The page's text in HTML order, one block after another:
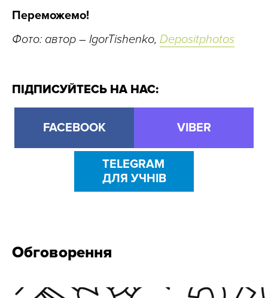
Переможемо!
Фото: автор – IgorTishenko, Depositphotos
ПІДПИСУЙТЕСЬ НА НАС:
FACEBOOK VIBER
TELEGRAM
ДЛЯ УЧНІВ
Обговорення